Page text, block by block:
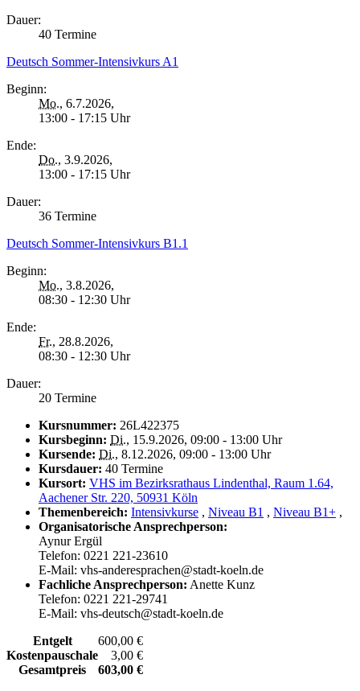
Dauer:
40 Termine
Deutsch Sommer-Intensivkurs A1
Beginn:
Mo., 6.7.2026,
13:00 - 17:15 Uhr
Ende:
Do., 3.9.2026,
13:00 - 17:15 Uhr
Dauer:
36 Termine
Deutsch Sommer-Intensivkurs B1.1
Beginn:
Mo., 3.8.2026,
08:30 - 12:30 Uhr
Ende:
Fr., 28.8.2026,
08:30 - 12:30 Uhr
Dauer:
20 Termine
Kursnummer: 26L422375
Kursbeginn: Di., 15.9.2026, 09:00 - 13:00 Uhr
Kursende: Di., 8.12.2026, 09:00 - 13:00 Uhr
Kursdauer: 40 Termine
Kursort: VHS im Bezirksrathaus Lindenthal, Raum 1.64,
Aachener Str. 220, 50931 Köln
Themenbereich: Intensivkurse , Niveau B1 , Niveau B1+ ,
Organisatorische Ansprechperson:
Aynur Ergül
Telefon: 0221 221-23610
E-Mail: vhs-anderesprachen@stadt-koeln.de
Fachliche Ansprechperson: Anette Kunz
Telefon: 0221 221-29741
E-Mail: vhs-deutsch@stadt-koeln.de
Entgelt
600,00 €
Kostenpauschale
3,00 €
Gesamtpreis
603,00 €